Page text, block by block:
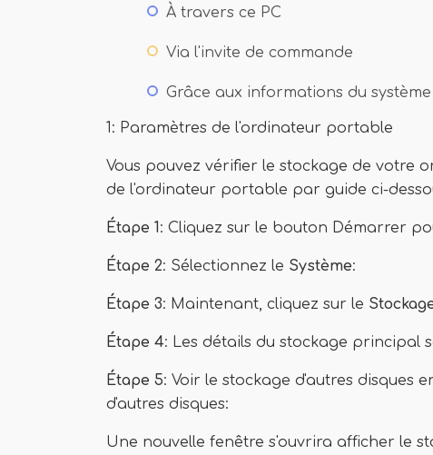
À travers ce PC
Via l'invite de commande
Grâce aux informations du système
1: Paramètres de l'ordinateur portable
Vous pouvez vérifier le stockage de votre
de l'ordinateur portable par guide ci-
Étape 1: Cliquez sur le bouton Démarrer
Étape 2: Sélectionnez le Système:
Étape 3: Maintenant, cliquez sur le
Étape 4: Les détails du stockage principal
Étape 5: Voir le stockage d'autres disques
d'autres disques:
Une nouvelle fenêtre s'ouvrira afficher le